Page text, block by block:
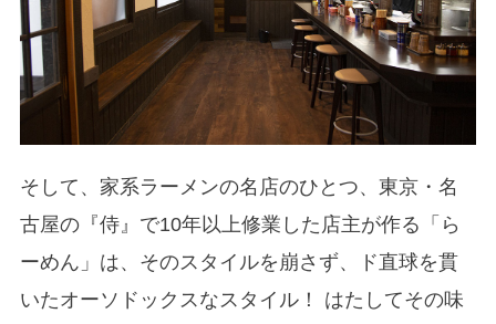
そして、家系ラーメンの名店のひとつ、東京・名
古屋の『侍』で10年以上修業した店主が作る「ら
ーめん」は、そのスタイルを崩さず、ド直球を貫
いたオーソドックスなスタイル！ はたしてその味